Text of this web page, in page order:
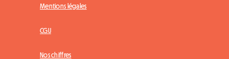
Mentions légales
CGU
Nos chiffres